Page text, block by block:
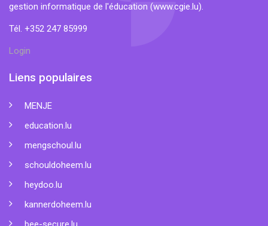
gestion informatique de l'éducation (www.cgie.lu).
Tél. +352 247 85999
Login
Liens populaires
MENJE
education.lu
mengschoul.lu
schouldoheem.lu
heydoo.lu
kannerdoheem.lu